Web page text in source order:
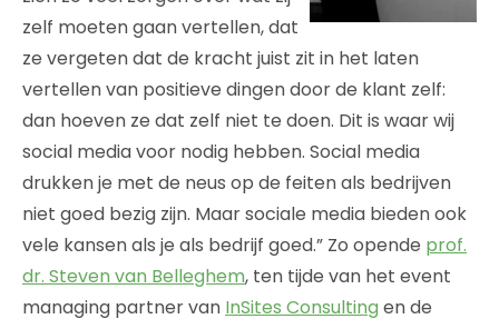
zelf moeten gaan vertellen, dat
ze vergeten dat de kracht juist zit in het laten
vertellen van positieve dingen door de klant zelf:
dan hoeven ze dat zelf niet te doen. Dit is waar wij
social media voor nodig hebben. Social media
drukken je met de neus op de feiten als bedrijven
niet goed bezig zijn. Maar sociale media bieden ook
vele kansen als je als bedrijf goed.” Zo opende prof.
dr. Steven van Belleghem, ten tijde van het event
managing partner van InSites Consulting en de